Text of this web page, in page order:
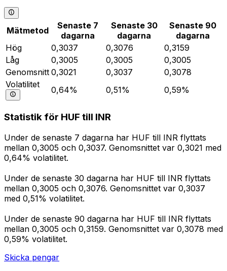
Mätmetod
Senaste 7
dagarna
Senaste 30
dagarna
Senaste 90
dagarna
Hög
0,3037 0,3076
0,3159
Låg
0,3005 0,3005
0,3005
Genomsnitt 0,3021 0,3037
0,3078
Volatilitet
0,64% 0,51% 0,59%
Statistik för HUF till INR
Under de senaste 7 dagarna har HUF till INR flyttats
mellan 0,3005 och 0,3037. Genomsnittet var 0,3021 med
0,64% volatilitet.
Under de senaste 30 dagarna har HUF till INR flyttats
mellan 0,3005 och 0,3076. Genomsnittet var 0,3037
med 0,51% volatilitet.
Under de senaste 90 dagarna har HUF till INR flyttats
mellan 0,3005 och 0,3159. Genomsnittet var 0,3078 med
0,59% volatilitet.
Skicka pengar